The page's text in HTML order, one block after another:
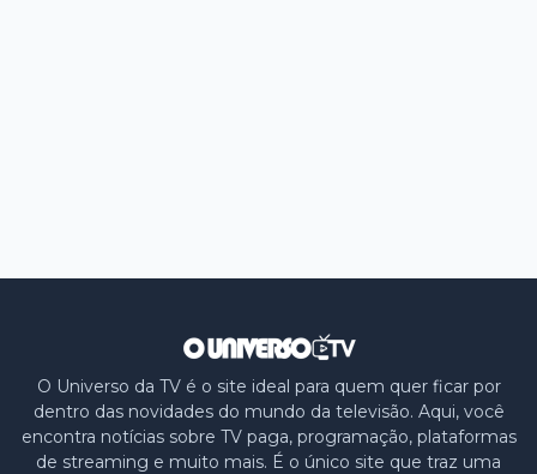
O Universo da TV é o site ideal para quem quer ficar por
dentro das novidades do mundo da televisão. Aqui, você
encontra notícias sobre TV paga, programação, plataformas
de streaming e muito mais. É o único site que traz uma